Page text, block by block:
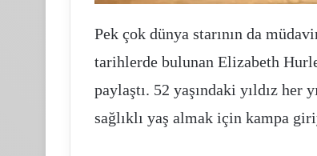
Pek çok dünya starının da
tarihlerde bulunan Elizabeth
paylaştı. 52 yaşındaki yıldız her
sağlıklı yaş almak için kampa